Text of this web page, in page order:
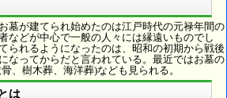
墓が建てられ始めたのは江戸時代の元禄年間の
などが中心で一般の人々には縁遠いものでし
られるようになったのは、昭和の初期から戦後
なってからだと言われている。最近ではお墓の
、樹木葬、海洋葬)なども見られる。
は